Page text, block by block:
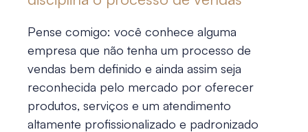
Pense comigo: você conhece alguma
empresa que não tenha um processo de
vendas bem definido e ainda assim seja
reconhecida pelo mercado por oferecer
produtos, serviços e um atendimento
altamente profissionalizado e padronizado